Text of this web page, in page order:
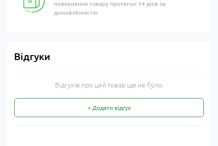
повернення товару протягом 14 днів за
домовленністю
Відгуки
Відгуків про цей товар ще не було.
+ Додати відгук